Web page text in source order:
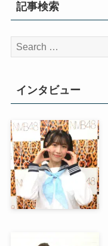
記事検索
検
索:
インタビュー